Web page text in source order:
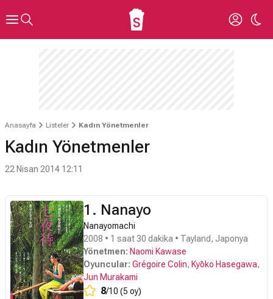
Anasayfa Listeler Kadın Yönetmenler
Kadın Yönetmenler
22 Nisan 2014 12:11
1. Nanayo
Nanayomachi
2008 • 1 saat 30 dakika • Tayland, Japonya
Yönetmen: Naomi Kawase
Oyuncular: Grégoire Colin, Kyōko Hasegawa,
Jun Murakami
8/10 (5 oy)